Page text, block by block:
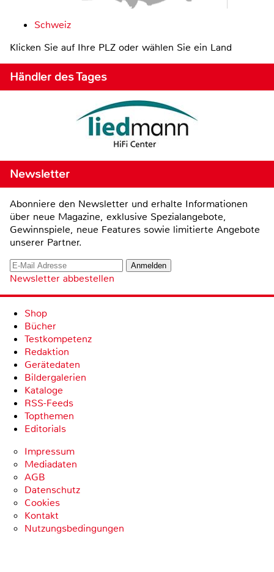
Schweiz
Klicken Sie auf Ihre PLZ oder wählen Sie ein Land
Händler des Tages
Newsletter
Abonniere den Newsletter und erhalte Informationen
über neue Magazine, exklusive Spezialangebote,
Gewinnspiele, neue Features sowie limitierte Angebote
unserer Partner.
Newsletter abbestellen
Shop
Bücher
Testkompetenz
Redaktion
Gerätedaten
Bildergalerien
Kataloge
RSS-Feeds
Topthemen
Editorials
Impressum
Mediadaten
AGB
Datenschutz
Cookies
Kontakt
Nutzungsbedingungen